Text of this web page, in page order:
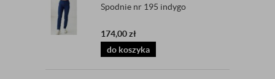
Spodnie nr 195 indygo
174,00zł
do koszyka